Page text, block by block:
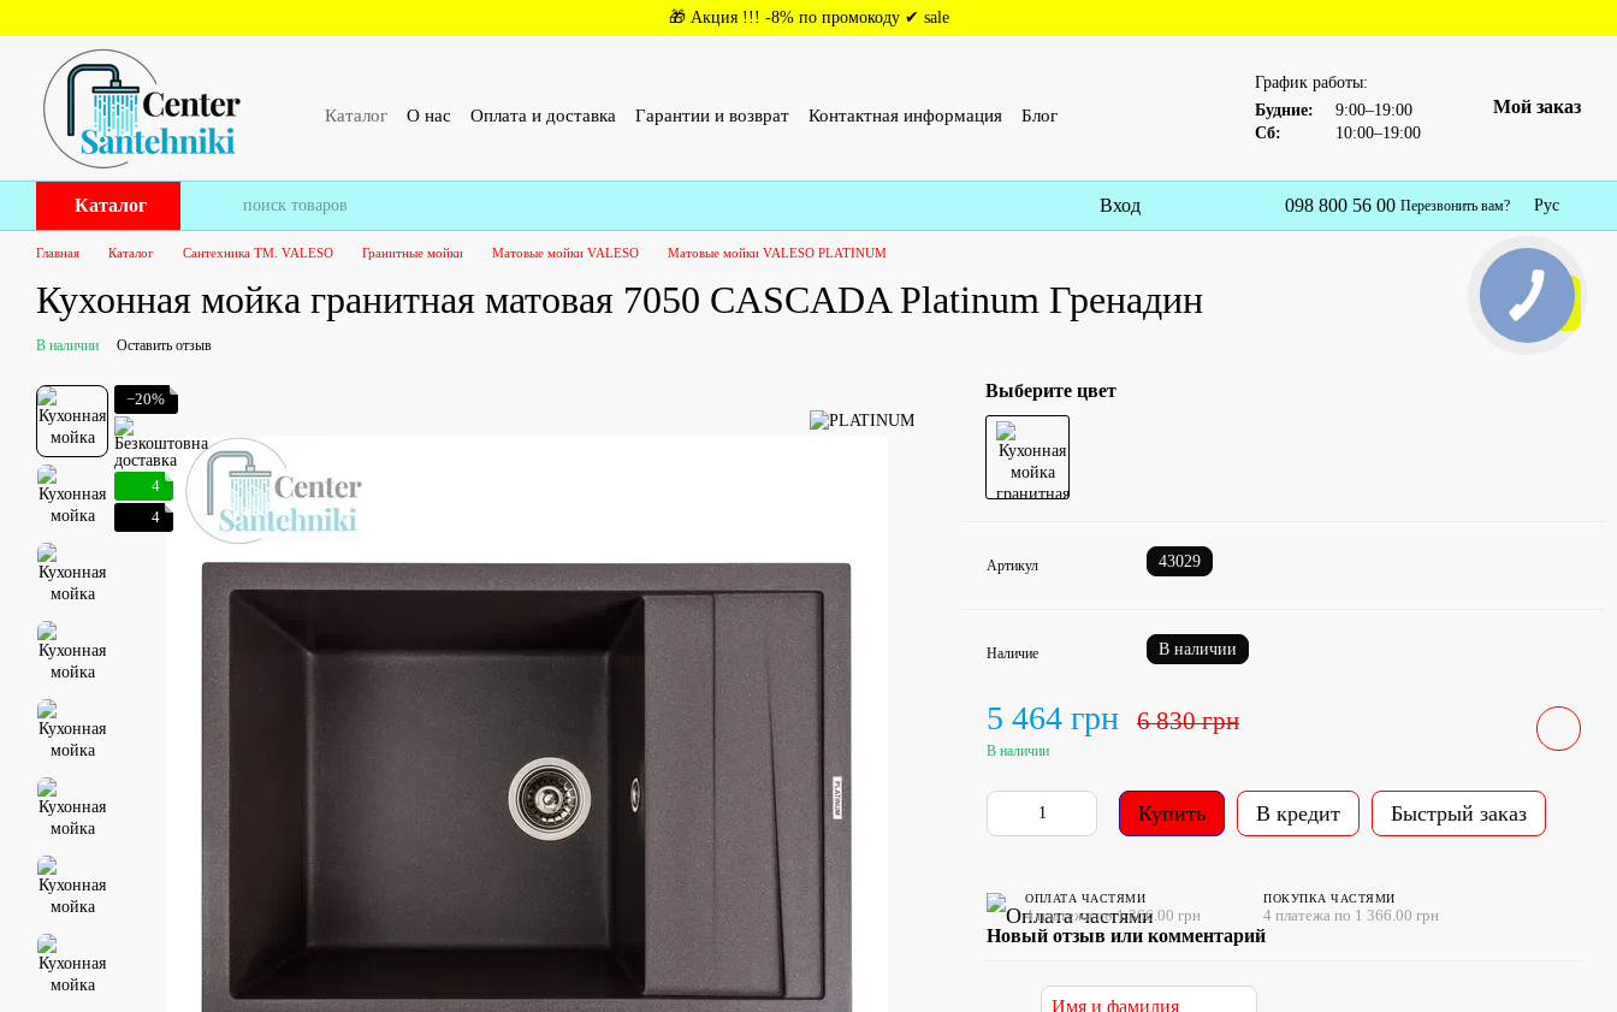
🎁 Акция !!! -8% по промокоду ✔ sale
Каталог О нас Оплата и доставка Гарантии и возврат Контактная информация
Блог
График работы:
Будние:
9:00–19:00
Сб:
10:00–19:00
Мой заказ
Каталог Вход 098 800 56 00 Перезвонить вам? Рус
Главная Каталог Сантехника ТМ. VALESO Гранитные мойки Матовые мойки VALESO Матовые мойки VALESO PLATINUM
Кухонная мойка гранитная матовая 7050 CASCADA Platinum Гренадин Артикул
43029
В наличии Оставить отзыв
−20%
4
4
Выберите цвет
Артикул 43029
Наличие В наличии
5 464 грн 6 830 грн
В наличии
Купить В кредит Быстрый заказ
ОПЛАТА ЧАСТЯМИ
4 платежа по 1 366.00 грн
ПОКУПКА ЧАСТЯМИ
4 платежа по 1 366.00 грн
Новый отзыв или комментарий